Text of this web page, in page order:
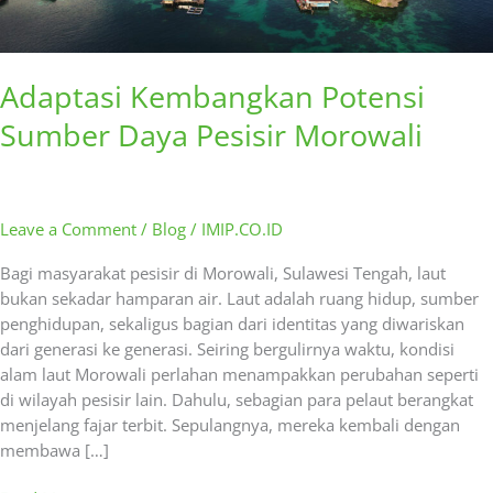
Adaptasi Kembangkan Potensi
Sumber Daya Pesisir Morowali
Leave a Comment / Blog / IMIP.CO.ID
Bagi masyarakat pesisir di Morowali, Sulawesi Tengah, laut
bukan sekadar hamparan air. Laut adalah ruang hidup, sumber
penghidupan, sekaligus bagian dari identitas yang diwariskan
dari generasi ke generasi. Seiring bergulirnya waktu, kondisi
alam laut Morowali perlahan menampakkan perubahan seperti
di wilayah pesisir lain. Dahulu, sebagian para pelaut berangkat
menjelang fajar terbit. Sepulangnya, mereka kembali dengan
membawa […]